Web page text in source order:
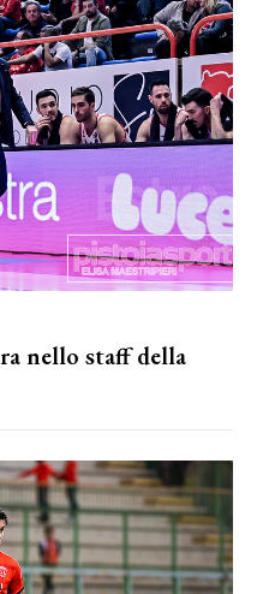
nello staff della